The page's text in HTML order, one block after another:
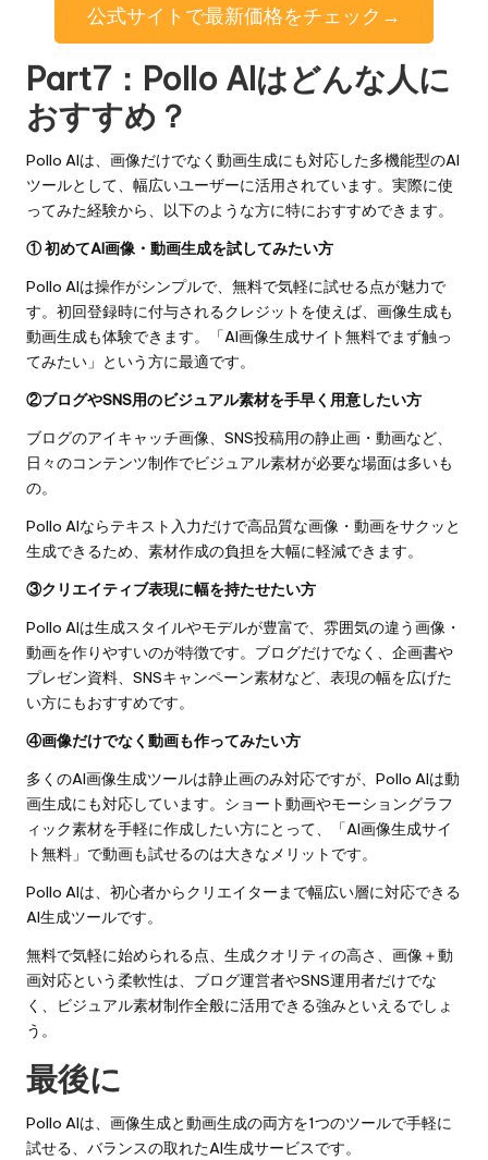
公式サイトで最新価格をチェック→
Part7：Pollo AIはどんな人に
おすすめ？
Pollo AIは、画像だけでなく動画生成にも対応した多機能型のAI
ツールとして、幅広いユーザーに活用されています。実際に使
ってみた経験から、以下のような方に特におすすめできます。
① 初めてAI画像・動画生成を試してみたい方
Pollo AIは操作がシンプルで、無料で気軽に試せる点が魅力で
す。初回登録時に付与されるクレジットを使えば、画像生成も
動画生成も体験できます。「AI画像生成サイト無料でまず触っ
てみたい」という方に最適です。
②ブログやSNS用のビジュアル素材を手早く用意したい方
ブログのアイキャッチ画像、SNS投稿用の静止画・動画など、
日々のコンテンツ制作でビジュアル素材が必要な場面は多いも
の。
Pollo AIならテキスト入力だけで高品質な画像・動画をサクッと
生成できるため、素材作成の負担を大幅に軽減できます。
③クリエイティブ表現に幅を持たせたい方
Pollo AIは生成スタイルやモデルが豊富で、雰囲気の違う画像・
動画を作りやすいのが特徴です。ブログだけでなく、企画書や
プレゼン資料、SNSキャンペーン素材など、表現の幅を広げた
い方にもおすすめです。
④画像だけでなく動画も作ってみたい方
多くのAI画像生成ツールは静止画のみ対応ですが、Pollo AIは動
画生成にも対応しています。ショート動画やモーショングラフ
ィック素材を手軽に作成したい方にとって、「AI画像生成サイ
ト無料」で動画も試せるのは大きなメリットです。
Pollo AIは、初心者からクリエイターまで幅広い層に対応できる
AI生成ツールです。
無料で気軽に始められる点、生成クオリティの高さ、画像＋動
画対応という柔軟性は、ブログ運営者やSNS運用者だけでな
く、ビジュアル素材制作全般に活用できる強みといえるでしょ
う。
最後に
Pollo AIは、画像生成と動画生成の両方を1つのツールで手軽に
試せる、バランスの取れたAI生成サービスです。